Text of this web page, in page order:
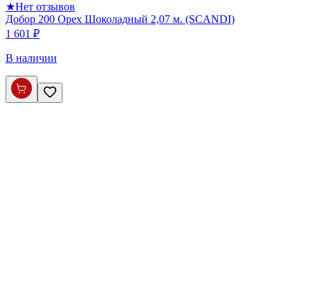
★Нет отзывов
Добор 200 Орех Шоколадный 2,07 м. (SCANDI)
1 601 ₽
В наличии